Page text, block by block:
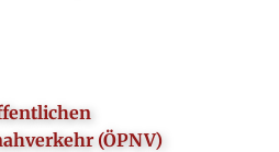
(ÖPNV)